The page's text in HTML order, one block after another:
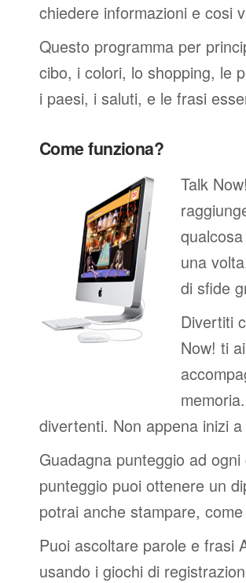
chiedere informazioni e cosi
Questo programma per
cibo, i colori, lo shopping, le
i paesi, i saluti, e le frasi
Come funziona?
Talk
una
di sfide
Divertiti
Now! ti
divertenti. Non appena inizi
Guadagna punteggio ad
punteggio puoi ottenere un
potrai anche stampare,
Puoi ascoltare parole e frasi
usando i giochi di